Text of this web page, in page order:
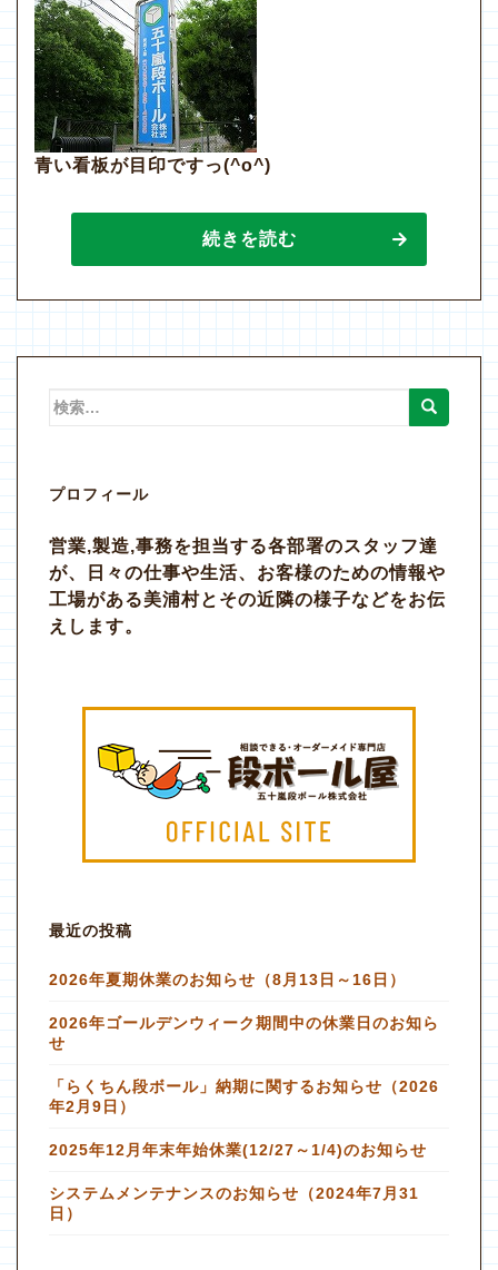
青い看板が目印ですっ(^o^)
続きを読む
検
プロフィール
営業,製造,事務を担当する各部署のスタッフ達
が、日々の仕事や生活、お客様のための情報や
工場がある美浦村とその近隣の様子などをお伝
えします。
最近の投稿
2026年夏期休業のお知らせ（8月13日～16日）
2026年ゴールデンウィーク期間中の休業日のお知ら
せ
「らくちん段ボール」納期に関するお知らせ（2026
年2月9日）
2025年12月年末年始休業(12/27～1/4)のお知らせ
システムメンテナンスのお知らせ（2024年7月31
日）